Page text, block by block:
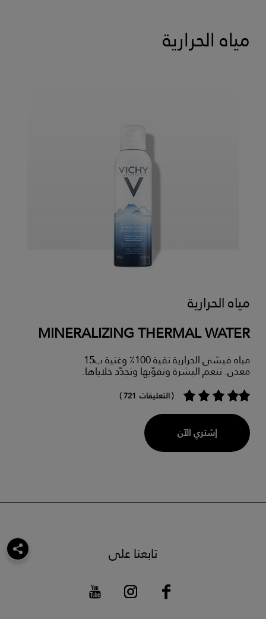
مياه الحرارية
مياه الحرارية
MINERALIZING THERMAL WATER
مياه فيشى الحرارية نقية 100٪ وغنية ب15
معدن. تنعم البشرة وتقوّيها وتجدّد خلاياها.
( التعليقات 721 )
إشتري الآن
تابعنا على